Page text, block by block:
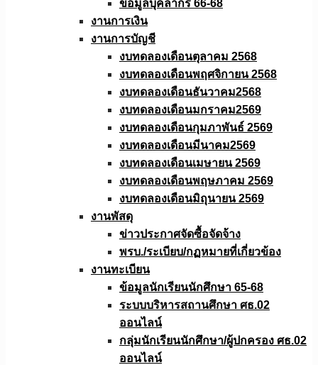
ข้อมูลบุคลากร 66-68
งานการเงิน
งานการบัญชี
งบทดลองเดือนตุลาคม 2568
งบทดลองเดือนพฤศจิกายน 2568
งบทดลองเดือนธันวาคม2568
งบทดลองเดือนมกราคม2569
งบทดลองเดือนกุมภาพันธ์ 2569
งบทดลองเดือนมีนาคม2569
งบทดลองเดือนเมษายน 2569
งบทดลองเดือนพฤษภาคม 2569
งบทดลองเดือนมิถุนายน 2569
งานพัสดุ
ข่าวประกาศจัดซื้อจัดจ้าง
พรบ./ระเบียบ/กฏหมายที่เกี่ยวข้อง
งานทะเบียน
ข้อมูลนักเรียนนักศึกษา 65-68
ระบบบริหารสถานศึกษา ศธ.02
ออนไลน์
กลุ่มนักเรียนนักศึกษา/ผู้ปกครอง ศธ.02
ออนไลน์